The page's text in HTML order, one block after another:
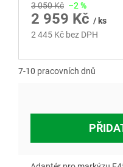
3 050 Kč –2 %
2 959 Kč / ks
2 445 Kč bez DPH
7-10 pracovních dnů